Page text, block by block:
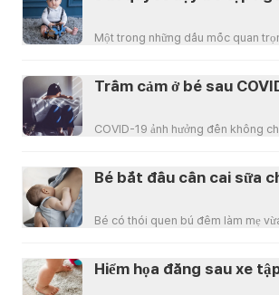
Một trong những dấu mốc quan
Trầm cảm ở bé sau
COVID-19 ảnh hưởng đến không
Bé bắt đầu cần cai sữa
Bé có thói quen bú đêm làm mẹ
Hiểm họa đằng sau xe